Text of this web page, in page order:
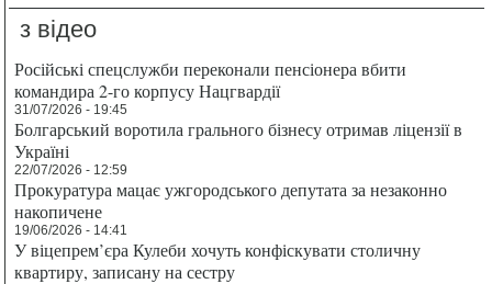
з відео
Російські спецслужби переконали пенсіонера вбити
командира 2-го корпусу Нацгвардії
31/07/2026 - 19:45
Болгарський воротила грального бізнесу отримав ліцензії в
Україні
22/07/2026 - 12:59
Прокуратура мацає ужгородського депутата за незаконно
накопичене
19/06/2026 - 14:41
У віцепрем’єра Кулеби хочуть конфіскувати столичну
квартиру, записану на сестру